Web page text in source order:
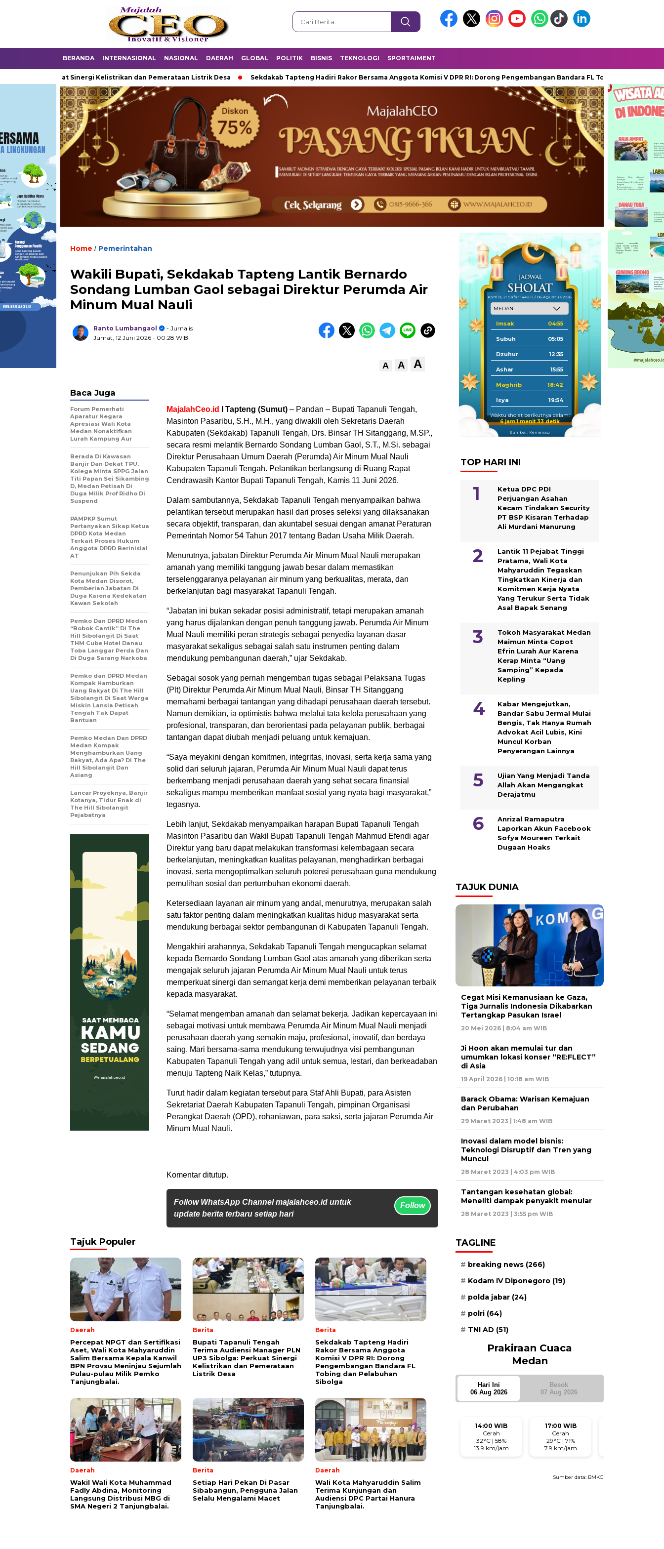
BERANDA INTERNASIONAL NASIONAL DAERAH GLOBAL POLITIK BISNIS TEKNOLOGI SPORTAIMENT
Perkuat Sinergi Kelistrikan dan Pemerataan Listrik Desa Sekdakab Tapteng Hadiri Rakor Bersama Anggota Komisi V DPR RI: Dorong Pengembangan Bandara FL Tobing dan Pelabuhan
Home / Pemerintahan
Wakili Bupati, Sekdakab Tapteng Lantik Bernardo
Sondang Lumban Gaol sebagai Direktur Perumda Air
Minum Mual Nauli
Ranto Lumbangaol
- Jurnalis
Jumat, 12 Juni 2026 - 00:28 WIB
A A A
MajalahCeo.id I Tapteng (Sumut) – Pandan – Bupati Tapanuli Tengah,
Masinton Pasaribu, S.H., M.H., yang diwakili oleh Sekretaris Daerah
Kabupaten (Sekdakab) Tapanuli Tengah, Drs. Binsar TH Sitanggang, M.SP.,
secara resmi melantik Bernardo Sondang Lumban Gaol, S.T., M.Si. sebagai
Direktur Perusahaan Umum Daerah (Perumda) Air Minum Mual Nauli
Kabupaten Tapanuli Tengah. Pelantikan berlangsung di Ruang Rapat
Cendrawasih Kantor Bupati Tapanuli Tengah, Kamis 11 Juni 2026.
Dalam sambutannya, Sekdakab Tapanuli Tengah menyampaikan bahwa
pelantikan tersebut merupakan hasil dari proses seleksi yang dilaksanakan
secara objektif, transparan, dan akuntabel sesuai dengan amanat Peraturan
Pemerintah Nomor 54 Tahun 2017 tentang Badan Usaha Milik Daerah.
Menurutnya, jabatan Direktur Perumda Air Minum Mual Nauli merupakan
amanah yang memiliki tanggung jawab besar dalam memastikan
terselenggaranya pelayanan air minum yang berkualitas, merata, dan
berkelanjutan bagi masyarakat Tapanuli Tengah.
“Jabatan ini bukan sekadar posisi administratif, tetapi merupakan amanah
yang harus dijalankan dengan penuh tanggung jawab. Perumda Air Minum
Mual Nauli memiliki peran strategis sebagai penyedia layanan dasar
masyarakat sekaligus sebagai salah satu instrumen penting dalam
mendukung pembangunan daerah,” ujar Sekdakab.
Sebagai sosok yang pernah mengemban tugas sebagai Pelaksana Tugas
(Plt) Direktur Perumda Air Minum Mual Nauli, Binsar TH Sitanggang
memahami berbagai tantangan yang dihadapi perusahaan daerah tersebut.
Namun demikian, ia optimistis bahwa melalui tata kelola perusahaan yang
profesional, transparan, dan berorientasi pada pelayanan publik, berbagai
tantangan dapat diubah menjadi peluang untuk kemajuan.
“Saya meyakini dengan komitmen, integritas, inovasi, serta kerja sama yang
solid dari seluruh jajaran, Perumda Air Minum Mual Nauli dapat terus
berkembang menjadi perusahaan daerah yang sehat secara finansial
sekaligus mampu memberikan manfaat sosial yang nyata bagi masyarakat,”
tegasnya.
Lebih lanjut, Sekdakab menyampaikan harapan Bupati Tapanuli Tengah
Masinton Pasaribu dan Wakil Bupati Tapanuli Tengah Mahmud Efendi agar
Direktur yang baru dapat melakukan transformasi kelembagaan secara
berkelanjutan, meningkatkan kualitas pelayanan, menghadirkan berbagai
inovasi, serta mengoptimalkan seluruh potensi perusahaan guna mendukung
pemulihan sosial dan pertumbuhan ekonomi daerah.
Ketersediaan layanan air minum yang andal, menurutnya, merupakan salah
satu faktor penting dalam meningkatkan kualitas hidup masyarakat serta
mendukung berbagai sektor pembangunan di Kabupaten Tapanuli Tengah.
Mengakhiri arahannya, Sekdakab Tapanuli Tengah mengucapkan selamat
kepada Bernardo Sondang Lumban Gaol atas amanah yang diberikan serta
mengajak seluruh jajaran Perumda Air Minum Mual Nauli untuk terus
memperkuat sinergi dan semangat kerja demi memberikan pelayanan terbaik
kepada masyarakat.
“Selamat mengemban amanah dan selamat bekerja. Jadikan kepercayaan ini
sebagai motivasi untuk membawa Perumda Air Minum Mual Nauli menjadi
perusahaan daerah yang semakin maju, profesional, inovatif, dan berdaya
saing. Mari bersama-sama mendukung terwujudnya visi pembangunan
Kabupaten Tapanuli Tengah yang adil untuk semua, lestari, dan berkeadaban
menuju Tapteng Naik Kelas,” tutupnya.
Turut hadir dalam kegiatan tersebut para Staf Ahli Bupati, para Asisten
Sekretariat Daerah Kabupaten Tapanuli Tengah, pimpinan Organisasi
Perangkat Daerah (OPD), rohaniawan, para saksi, serta jajaran Perumda Air
Minum Mual Nauli.
Komentar ditutup.
Follow WhatsApp Channel majalahceo.id untuk
update berita terbaru setiap hari
Follow
Baca Juga
Forum Pemerhati
Aparatur Negara
Apresiasi Wali Kota
Medan Nonaktifkan
Lurah Kampung Aur
Berada Di Kawasan
Banjir Dan Dekat TPU,
Kolega Minta SPPG Jalan
Titi Papan Sei Sikambing
D, Medan Petisah Di
Duga Milik Prof Ridho Di
Suspend
PAMPKP Sumut
Pertanyakan Sikap Ketua
DPRD Kota Medan
Terkait Proses Hukum
Anggota DPRD Berinisial
AT
Penunjukan Plh Sekda
Kota Medan Disorot,
Pemberian Jabatan Di
Duga Karena Kedekatan
Kawan Sekolah
Pemko Dan DPRD Medan
“Bobok Cantik” Di The
Hill Sibolangit Di Saat
THM Cube Hotel Danau
Toba Langgar Perda Dan
Di Duga Sarang Narkoba
Pemko dan DPRD Medan
Kompak Hamburkan
Uang Rakyat Di The Hill
Sibolangit Di Saat Warga
Miskin Lansia Petisah
Tengah Tak Dapat
Bantuan
Pemko Medan Dan DPRD
Medan Kompak
Menghamburkan Uang
Rakyat, Ada Apa? Di The
Hill Sibolangit Dan
Asiang
Lancar Proyeknya, Banjir
Kotanya, Tidur Enak di
The Hill Sibolangit
Pejabatnya
Tajuk Populer
Daerah
Percepat NPGT dan Sertifikasi
Aset, Wali Kota Mahyaruddin
Salim Bersama Kepala Kanwil
BPN Provsu Meninjau Sejumlah
Pulau-pulau Milik Pemko
Tanjungbalai.
Berita
Bupati Tapanuli Tengah
Terima Audiensi Manager PLN
UP3 Sibolga: Perkuat Sinergi
Kelistrikan dan Pemerataan
Listrik Desa
Berita
Sekdakab Tapteng Hadiri
Rakor Bersama Anggota
Komisi V DPR RI: Dorong
Pengembangan Bandara FL
Tobing dan Pelabuhan
Sibolga
Daerah
Wakil Wali Kota Muhammad
Fadly Abdina, Monitoring
Langsung Distribusi MBG di
SMA Negeri 2 Tanjungbalai.
Berita
Setiap Hari Pekan Di Pasar
Sibabangun, Pengguna Jalan
Selalu Mengalami Macet
Daerah
Wali Kota Mahyaruddin Salim
Terima Kunjungan dan
Audiensi DPC Partai Hanura
Tanjungbalai.
Kamis, 21 Safar 1448 H / 06 Agustus 2026
Imsak 04:55
Subuh 05:05
Dzuhur 12:35
Ashar 15:55
Maghrib 18:42
Isya 19:54
Waktu sholat berikutnya dalam:
6 jam 1 menit 32 detik
Sumber: Kemenag
TOP HARI INI
Ketua DPC PDI
Perjuangan Asahan
Kecam Tindakan Security
PT BSP Kisaran Terhadap
Ali Murdani Manurung
Lantik 11 Pejabat Tinggi
Pratama, Wali Kota
Mahyaruddin Tegaskan
Tingkatkan Kinerja dan
Komitmen Kerja Nyata
Yang Terukur Serta Tidak
Asal Bapak Senang
Tokoh Masyarakat Medan
Maimun Minta Copot
Efrin Lurah Aur Karena
Kerap Minta “Uang
Samping” Kepada
Kepling
Kabar Mengejutkan,
Bandar Sabu Jermal Mulai
Bengis, Tak Hanya Rumah
Advokat Acil Lubis, Kini
Muncul Korban
Penyerangan Lainnya
Ujian Yang Menjadi Tanda
Allah Akan Mengangkat
Derajatmu
Anrizal Ramaputra
Laporkan Akun Facebook
Sofya Moureen Terkait
Dugaan Hoaks
TAJUK DUNIA
Cegat Misi Kemanusiaan ke Gaza,
Tiga Jurnalis Indonesia Dikabarkan
Tertangkap Pasukan Israel
20 Mei 2026 | 8:04 am WIB
Ji Hoon akan memulai tur dan
umumkan lokasi konser “RE:FLECT”
di Asia
19 April 2026 | 10:18 am WIB
Barack Obama: Warisan Kemajuan
dan Perubahan
29 Maret 2023 | 1:48 am WIB
Inovasi dalam model bisnis:
Teknologi Disruptif dan Tren yang
Muncul
28 Maret 2023 | 4:03 pm WIB
Tantangan kesehatan global:
Meneliti dampak penyakit menular
28 Maret 2023 | 3:55 pm WIB
TAGLINE
breaking news (266)
Kodam IV Diponegoro (19)
polda jabar (24)
polri (64)
TNI AD (51)
Prakiraan Cuaca
Medan
Hari Ini
06 Aug 2026
Besok
07 Aug 2026
14:00 WIB
Cerah
32°C | 58%
13.9 km/jam
17:00 WIB
Cerah
29°C | 71%
7.9 km/jam
Sumber data: BMKG